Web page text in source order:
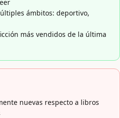
ámbitos: deportivo,
más vendidos de la última
nuevas respecto a libros